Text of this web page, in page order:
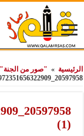
الرئيسية » "صور من الجنة"
20597958_1972351656322909_1710538679_o (1)
(1)